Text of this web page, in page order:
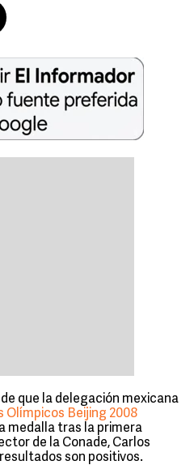
que la delegación mexicana
Olímpicos Beijing 2008
medalla tras la primera
de la Conade, Carlos
son positivos.